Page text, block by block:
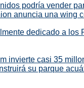
podría vender
anuncia una wing
dedicado a los
invierte casi 35
su parque